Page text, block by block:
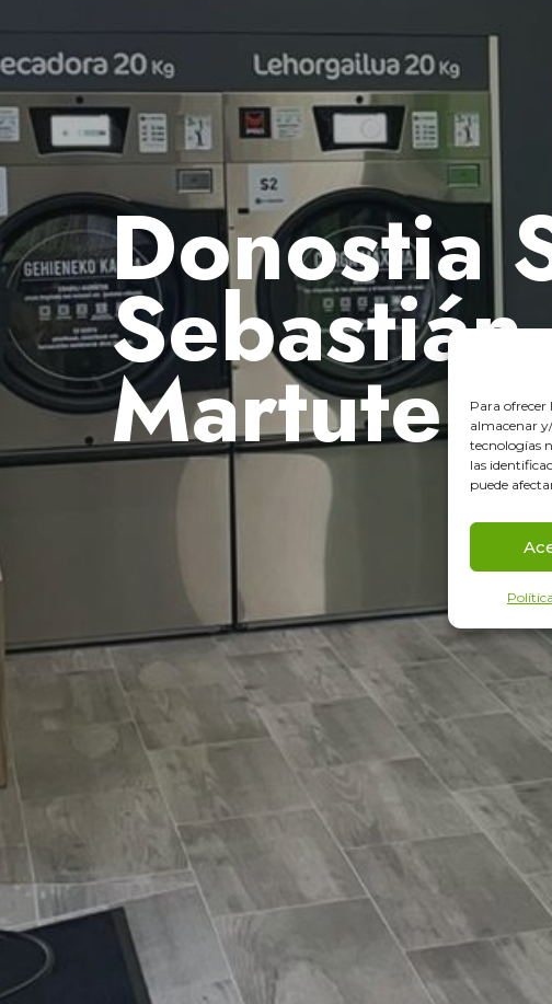
Para ofrecer
almacenar
tecnologías
las
puede
Donostia
Sebastián
Martutene